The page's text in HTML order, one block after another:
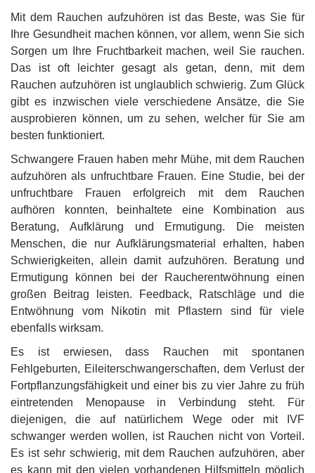
Mit dem Rauchen aufzuhören ist das Beste, was Sie für
Ihre Gesundheit machen können, vor allem, wenn Sie sich
Sorgen um Ihre Fruchtbarkeit machen, weil Sie rauchen.
Das ist oft leichter gesagt als getan, denn, mit dem
Rauchen aufzuhören ist unglaublich schwierig. Zum Glück
gibt es inzwischen viele verschiedene Ansätze, die Sie
ausprobieren können, um zu sehen, welcher für Sie am
besten funktioniert.
Schwangere Frauen haben mehr Mühe, mit dem Rauchen
aufzuhören als unfruchtbare Frauen. Eine Studie, bei der
unfruchtbare Frauen erfolgreich mit dem Rauchen
aufhören konnten, beinhaltete eine Kombination aus
Beratung, Aufklärung und Ermutigung. Die meisten
Menschen, die nur Aufklärungsmaterial erhalten, haben
Schwierigkeiten, allein damit aufzuhören. Beratung und
Ermutigung können bei der Raucherentwöhnung einen
großen Beitrag leisten. Feedback, Ratschläge und die
Entwöhnung vom Nikotin mit Pflastern sind für viele
ebenfalls wirksam.
Es ist erwiesen, dass Rauchen mit spontanen
Fehlgeburten, Eileiterschwangerschaften, dem Verlust der
Fortpflanzungsfähigkeit und einer bis zu vier Jahre zu früh
eintretenden Menopause in Verbindung steht. Für
diejenigen, die auf natürlichem Wege oder mit IVF
schwanger werden wollen, ist Rauchen nicht von Vorteil.
Es ist sehr schwierig, mit dem Rauchen aufzuhören, aber
es kann mit den vielen vorhandenen Hilfsmitteln möglich